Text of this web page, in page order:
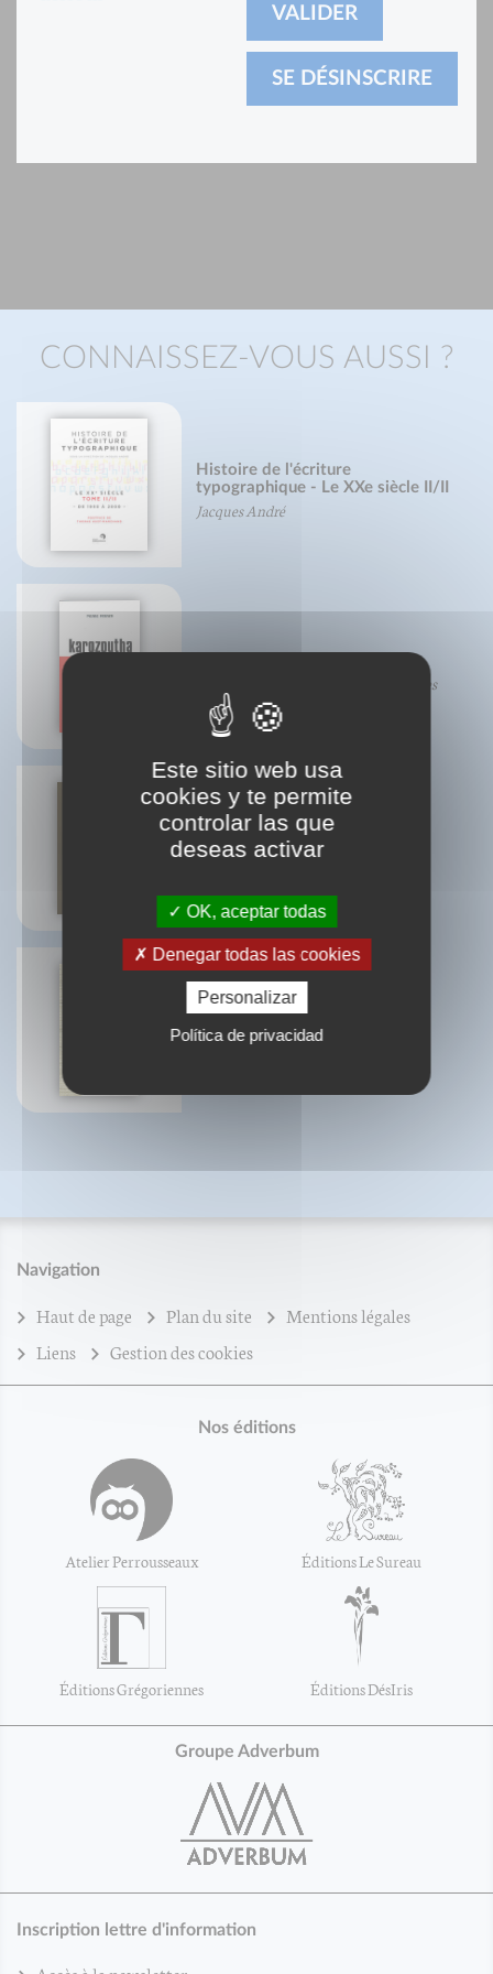
CONNAISSEZ-VOUS AUSSI ?
Histoire de l'écriture
typographique - Le XXe siècle II/II
Jacques André
Pierre Perrier de l'académie des sciences
Petit traité du pois chiche
Tratado de acupuntura y
Dr. G. Guillaume
Navigation
Haut de page Plan du site
Mentions légales
Liens
Gestion des cookies
Nos éditions
Atelier Perrousseaux Éditions Le Sureau
Éditions Grégoriennes Éditions DésIris
Groupe Adverbum
Inscription lettre d'information
Este sitio web usa
cookies y te permite
controlar las que
deseas activar
OK, aceptar todas
Denegar todas las cookies
Personalizar
Política de privacidad